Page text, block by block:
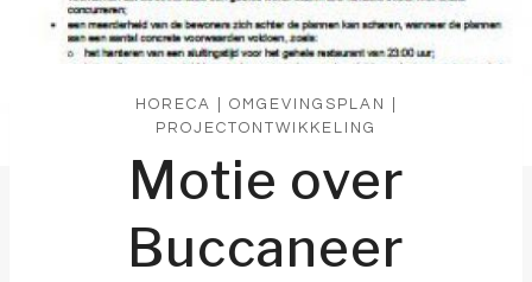
HORECA OMGEVINGSPLAN
PROJECTONTWIKKELING
Motie over
Buccaneer